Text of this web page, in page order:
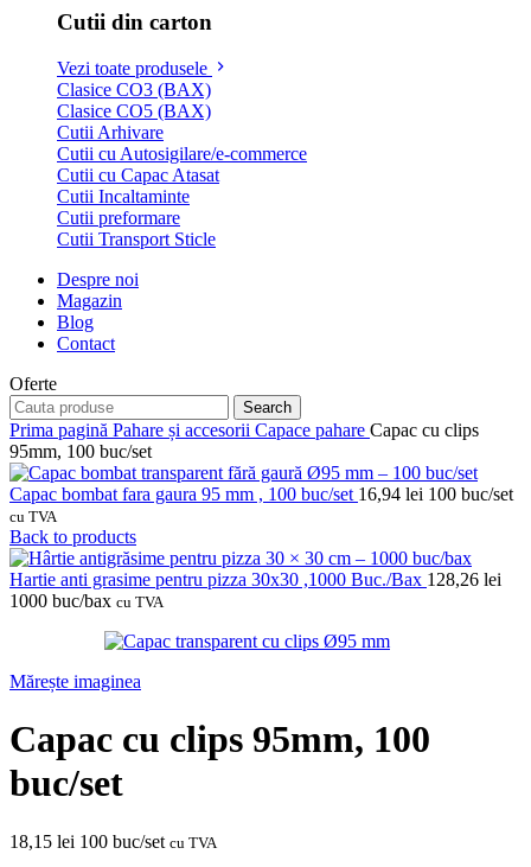
Cutii din carton
Vezi toate produsele
Clasice CO3 (BAX)
Clasice CO5 (BAX)
Cutii Arhivare
Cutii cu Autosigilare/e-commerce
Cutii cu Capac Atasat
Cutii Incaltaminte
Cutii preformare
Cutii Transport Sticle
Despre noi
Magazin
Blog
Contact
Oferte
Search
Prima pagină Pahare și accesorii Capace pahare Capac cu clips
95mm, 100 buc/set
Capac bombat fara gaura 95 mm , 100 buc/set 16,94 lei 100 buc/set
cu TVA
Back to products
Hartie anti grasime pentru pizza 30x30 ,1000 Buc./Bax 128,26 lei
1000 buc/bax cu TVA
Mărește imaginea
Capac cu clips 95mm, 100
buc/set
18,15 lei 100 buc/set cu TVA